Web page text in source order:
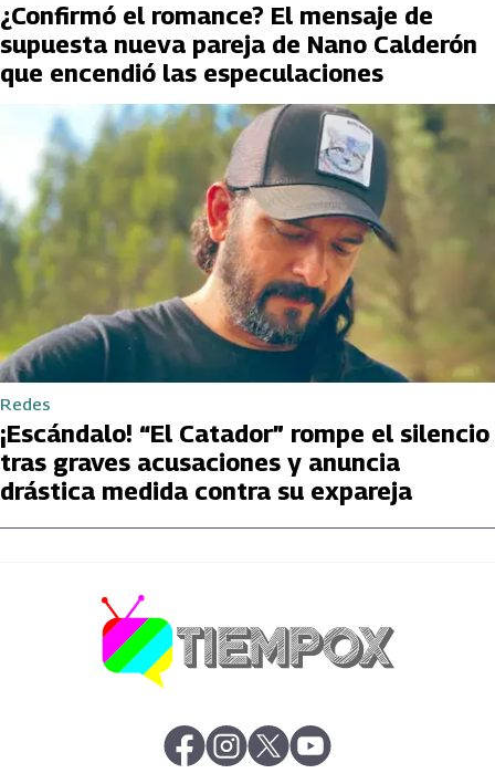
¿Confirmó el romance? El mensaje de
supuesta nueva pareja de Nano Calderón
que encendió las especulaciones
Redes
¡Escándalo! “El Catador” rompe el silencio
tras graves acusaciones y anuncia
drástica medida contra su expareja
abre en nueva pestaña
abre en nueva pestaña
abre en nueva pestaña